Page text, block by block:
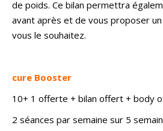
de poids. Ce bilan permettra
avant après et de vous proposer
vous le souhaitez.
cure Booster
10+ 1 offerte + bilan offert + body
2 séances par semaine sur 5